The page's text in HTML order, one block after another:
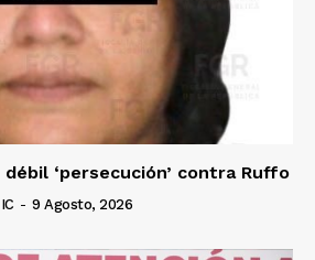
débil ‘persecución’ contra Ruffo
- 9 Agosto, 2026